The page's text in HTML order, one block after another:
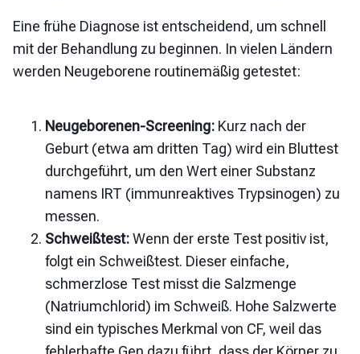
Eine frühe Diagnose ist entscheidend, um schnell
mit der Behandlung zu beginnen. In vielen Ländern
werden Neugeborene routinemäßig getestet:
Neugeborenen-Screening: Kurz nach der
Geburt (etwa am dritten Tag) wird ein Bluttest
durchgeführt, um den Wert einer Substanz
namens IRT (immunreaktives Trypsinogen) zu
messen.
Schweißtest:Wenn der erste Test positiv ist,
folgt ein Schweißtest. Dieser einfache,
schmerzlose Test misst die Salzmenge
(Natriumchlorid) im Schweiß. Hohe Salzwerte
sind ein typisches Merkmal von CF, weil das